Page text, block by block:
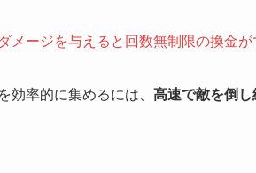
メージを与えると回数無制限の換金が
効率的に集めるには、 高速で敵を倒